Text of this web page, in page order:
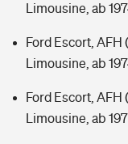
Limousine, ab
Ford Escort, AFH
Limousine, ab
Ford Escort, AFH
Limousine, ab